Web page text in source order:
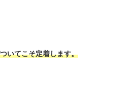
いてこそ定着します。